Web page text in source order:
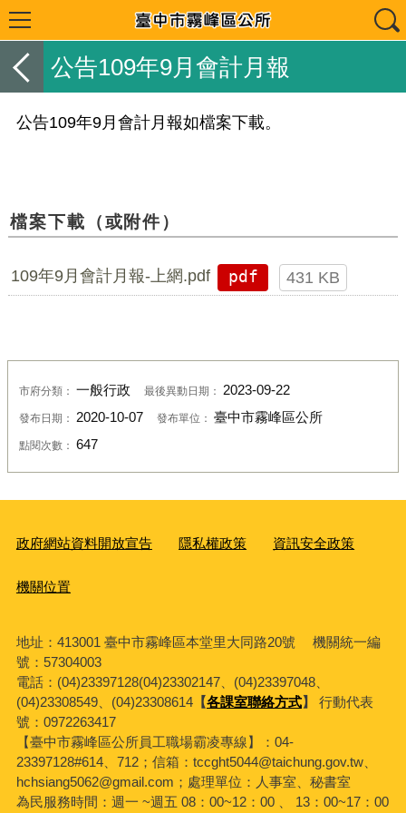
公告109年9月會計月報
公告109年9月會計月報如檔案下載。
檔案下載（或附件）
109年9月會計月報-上網.pdf pdf 431 KB
市府分類： 一般行政 最後異動日期： 2023-09-22
發布日期： 2020-10-07 發布單位： 臺中市霧峰區公所
點閱次數： 647
政府網站資料開放宣告 隱私權政策 資訊安全政策
機關位置
地址：413001 臺中市霧峰區本堂里大同路20號 機關統一編
號：57304003
電話：(04)23397128(04)23302147、(04)23397048、
(04)23308549、(04)23308614【各課室聯絡方式】
行動代表
號：0972263417
【臺中市霧峰區公所員工職場霸凌專線】：04-
23397128#614、712；信箱：tccght5044@taichung.gov.tw、
hchsiang5062@gmail.com；處理單位：人事室、秘書室
為民服務時間：週一 ~週五 08：00~12：00 、 13：00~17：00